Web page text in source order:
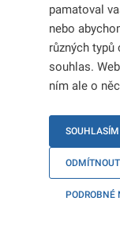
pamatoval
nebo
různých
souhlas.
ním ale o
PODROBNÉ
Studium
Studium v
Postup při
občanství